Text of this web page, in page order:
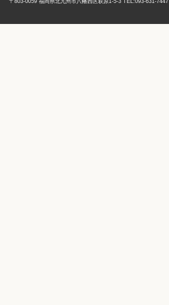
〒803-0059 福岡県北九州市八幡西区萩原1-5-3 TEL:093-631-7447